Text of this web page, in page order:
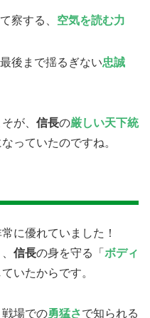
察する、 空気を読む力
後まで揺るぎない忠誠
が、 信長の厳しい天下統
っていたのですね。
に優れていました！
信長の身を守る「 ボディ
いたからです。
場での勇猛さで知られる